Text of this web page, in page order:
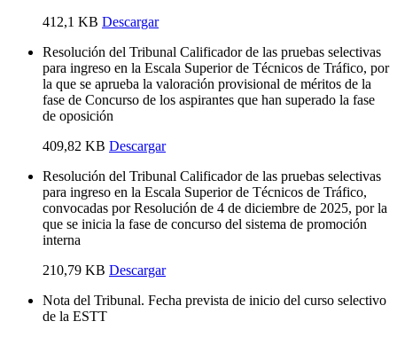
412,1 KB Descargar
Resolución del Tribunal Calificador de las pruebas selectivas
para ingreso en la Escala Superior de Técnicos de Tráfico, por
la que se aprueba la valoración provisional de méritos de la
fase de Concurso de los aspirantes que han superado la fase
de oposición
409,82 KB Descargar
Resolución del Tribunal Calificador de las pruebas selectivas
para ingreso en la Escala Superior de Técnicos de Tráfico,
convocadas por Resolución de 4 de diciembre de 2025, por la
que se inicia la fase de concurso del sistema de promoción
interna
210,79 KB Descargar
Nota del Tribunal. Fecha prevista de inicio del curso selectivo
de la ESTT